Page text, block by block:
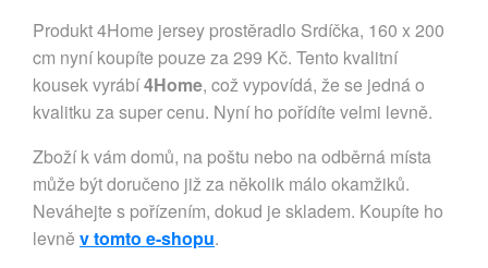
Produkt 4Home jersey prostěradlo Srdíčka, 160 x 200
cm nyní koupíte pouze za 299 Kč. Tento kvalitní
kousek vyrábí4Home, což vypovídá, že se jedná o
kvalitku za super cenu. Nyní ho pořídíte velmi levně.
Zboží k vám domů, na poštu nebo na odběrná místa
může být doručeno již za několik málo okamžiků.
Neváhejte s pořízením, dokud je skladem. Koupíte ho
levně v tomto e-shopu.